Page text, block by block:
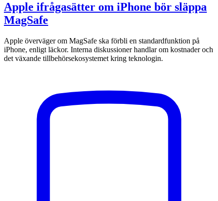
Apple ifrågasätter om iPhone bör släppa
MagSafe
Apple överväger om MagSafe ska förbli en standardfunktion på
iPhone, enligt läckor. Interna diskussioner handlar om kostnader och
det växande tillbehörsekosystemet kring teknologin.